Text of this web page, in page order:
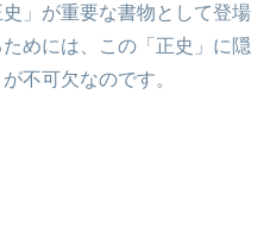
」が重要な書物として登場
めには、この「正史」に隠
不可欠なのです。